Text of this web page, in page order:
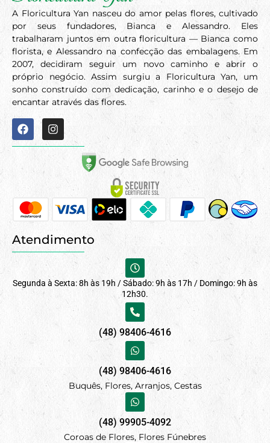
A Floricultura Yan nasceu do amor pelas flores, cultivado
por seus fundadores, Bianca e Alessandro. Eles
trabalharam juntos em outra floricultura — Bianca como
florista, e Alessandro na confecção das embalagens. Em
2007, decidiram seguir um novo caminho e abrir o
próprio negócio. Assim surgiu a Floricultura Yan, um
sonho construído com dedicação, carinho e o desejo de
encantar através das flores.
Atendimento
Segunda à Sexta: 8h às 19h / Sábado: 9h às 17h / Domingo: 9h às
12h30.
(48) 98406-4616
(48) 98406-4616
Buquês, Flores, Arranjos, Cestas
(48) 99905-4092
Coroas de Flores, Flores Fúnebres